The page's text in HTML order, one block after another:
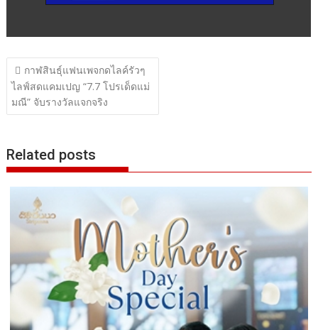
แนะแนว
เรื่อง
กาฬสินธุ์แฟนเพจกดไลค์รัวๆ
ไลฟ์สดแคมเปญ “7.7 โปรเด็ดแม่
มณี” จับรางวัลแจกจริง
Related posts